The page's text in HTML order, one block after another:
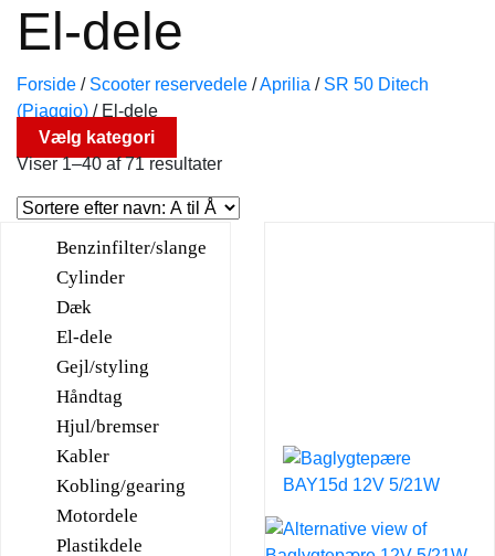
El-dele
Forside / Scooter reservedele /Aprilia / SR 50 Ditech
(Piaggio) /El-dele
Vælg kategori
Viser 1–40 af 71 resultater
Benzinfilter/slange
Cylinder
Dæk
El-dele
Gejl/styling
Håndtag
Hjul/bremser
Kabler
Kobling/gearing
Motordele
Plastikdele